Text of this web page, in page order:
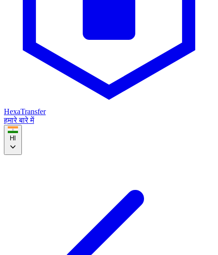
HexaTransfer
हमारे बारे में
HI